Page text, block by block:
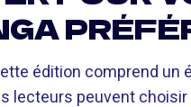
édition comprend un
lecteurs peuvent choisir